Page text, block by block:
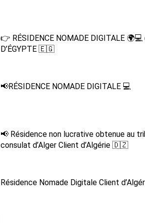
👉 RÉSIDENCE NOMADE DIGITALE
D’ÉGYPTE 🇪🇬
📢RÉSIDENCE NOMADE DIGITALE 💻
📢 Résidence non lucrative obtenue au
consulat d’Alger Client d’Algérie 🇩🇿
Résidence Nomade Digitale Client